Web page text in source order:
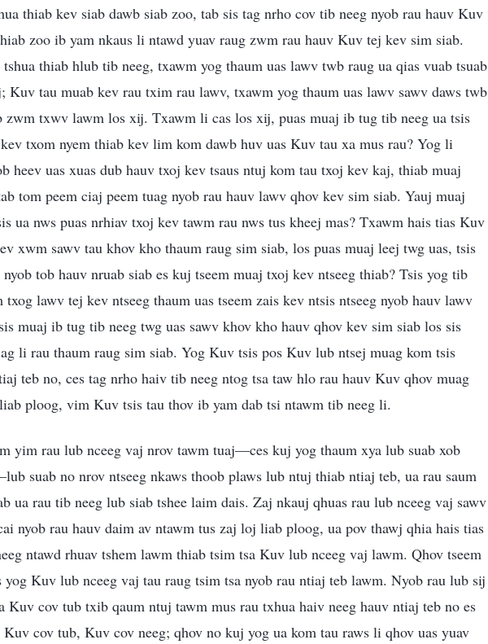
thiab kev siab dawb siab zoo, tab sis tag nrho cov tib neeg nyob rau hauv Kuv
zoo ib yam nkaus li ntawd yuav raug zwm rau hauv Kuv tej kev sim siab.
thiab hlub tib neeg, txawm yog thaum uas lawv twb raug ua qias vuab tsuab
Kuv tau muab kev rau txim rau lawv, txawm yog thaum uas lawv sawv daws twb
txwv lawm los xij. Txawm li cas los xij, puas muaj ib tug tib neeg ua tsis
txom nyem thiab kev lim kom dawb huv uas Kuv tau xa mus rau? Yog li
heev uas xuas dub hauv txoj kev tsaus ntuj kom tau txoj kev kaj, thiab muaj
tom peem ciaj peem tuag nyob rau hauv lawv qhov kev sim siab. Yauj muaj
ua nws puas nrhiav txoj kev tawm rau nws tus kheej mas? Txawm hais tias Kuv
xwm sawv tau khov kho thaum raug sim siab, los puas muaj leej twg uas, tsis
tob hauv nruab siab es kuj tseem muaj txoj kev ntseeg thiab? Tsis yog tib
txog lawv tej kev ntseeg thaum uas tseem zais kev ntsis ntseeg nyob hauv lawv
muaj ib tug tib neeg twg uas sawv khov kho hauv qhov kev sim siab los sis
li rau thaum raug sim siab. Yog Kuv tsis pos Kuv lub ntsej muag kom tsis
teb no, ces tag nrho haiv tib neeg ntog tsa taw hlo rau hauv Kuv qhov muag
ploog, vim Kuv tsis tau thov ib yam dab tsi ntawm tib neeg li.
yim rau lub nceeg vaj nrov tawm tuaj—ces kuj yog thaum xya lub suab xob
suab no nrov ntseeg nkaws thoob plaws lub ntuj thiab ntiaj teb, ua rau saum
ua rau tib neeg lub siab tshee laim dais. Zaj nkauj qhuas rau lub nceeg vaj sawv
nyob rau hauv daim av ntawm tus zaj loj liab ploog, ua pov thawj qhia hais tias
ntawd rhuav tshem lawm thiab tsim tsa Kuv lub nceeg vaj lawm. Qhov tseem
yog Kuv lub nceeg vaj tau raug tsim tsa nyob rau ntiaj teb lawm. Nyob rau lub sij
Kuv cov tub txib qaum ntuj tawm mus rau txhua haiv neeg hauv ntiaj teb no es
cov tub, Kuv cov neeg; qhov no kuj yog ua kom tau raws li qhov uas yuav